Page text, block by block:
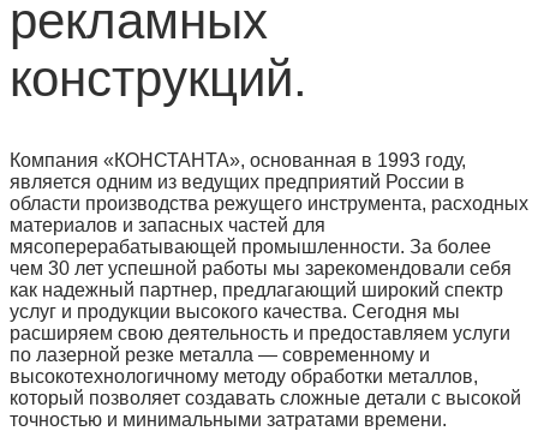
рекламных
конструкций.
Компания «КОНСТАНТА», основанная в 1993 году,
является одним из ведущих предприятий России в
области производства режущего инструмента, расходных
материалов и запасных частей для
мясоперерабатывающей промышленности. За более
чем 30 лет успешной работы мы зарекомендовали себя
как надежный партнер, предлагающий широкий спектр
услуг и продукции высокого качества. Сегодня мы
расширяем свою деятельность и предоставляем услуги
по лазерной резке металла — современному и
высокотехнологичному методу обработки металлов,
который позволяет создавать сложные детали с высокой
точностью и минимальными затратами времени.